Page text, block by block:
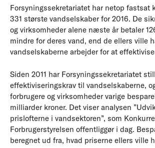
Forsyningssekretariatet har netop fastsat
331 største vandselskaber for 2016. De
og virksomheder alene næste år betaler
mindre for deres vand, end de ellers ville
vandselskaberne arbejder for at
Siden 2011 har Forsyningssekretariatet
effektiviseringskrav til vandselskaberne,
forbrugere og virksomheder varige
milliarder kroner. Det viser analysen
prislofterne i vandsektoren”, som
Forbrugerstyrelsen offentliggør i dag.
beregnet ud fra, hvad priserne ellers ville